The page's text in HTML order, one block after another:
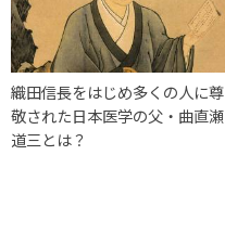
織田信長をはじめ多くの人に尊
敬された日本医学の父・曲直瀬
道三とは？